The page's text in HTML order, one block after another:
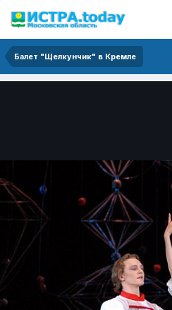
Балет "Щелкунчик" в Кремле